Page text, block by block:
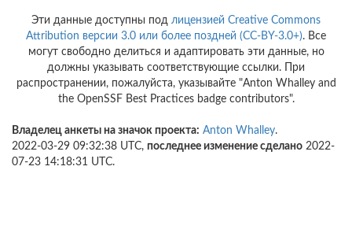
Эти данные доступны под лицензией Creative Commons
Attribution версии 3.0 или более поздней (CC-BY-3.0+). Все
могут свободно делиться и адаптировать эти данные, но
должны указывать соответствующие ссылки. При
распространении, пожалуйста, указывайте "Anton Whalley and
the OpenSSF Best Practices badge contributors".
Владелец анкеты на значок проекта: Anton Whalley.
2022-03-29 09:32:38 UTC, последнее изменение сделано 2022-
07-23 14:18:31 UTC.